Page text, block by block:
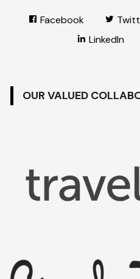
Facebook
LinkedIn
OUR VALUED